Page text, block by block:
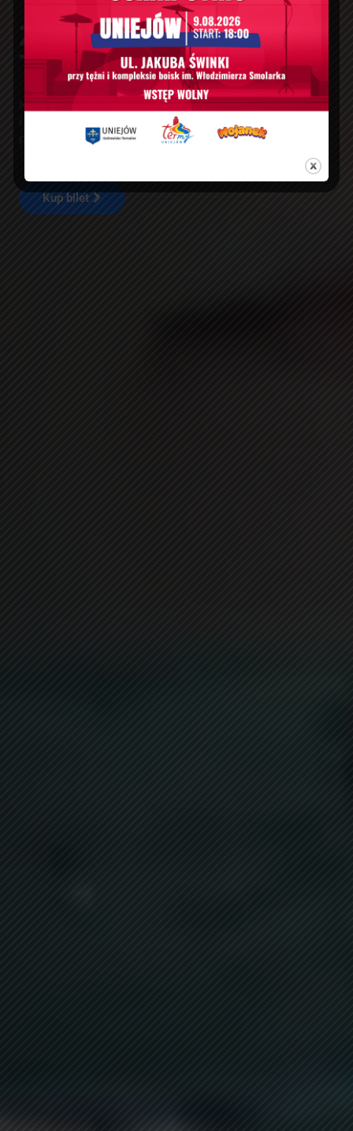
Zanurz Się W Wodach
Termalnych
Naturalne źródła termalne, komfortowe strefy wellness
i niepowtarzalna atmosfera – wszystko, czego
potrzebujesz, by naprawdę odpocząć.
Kup bilet